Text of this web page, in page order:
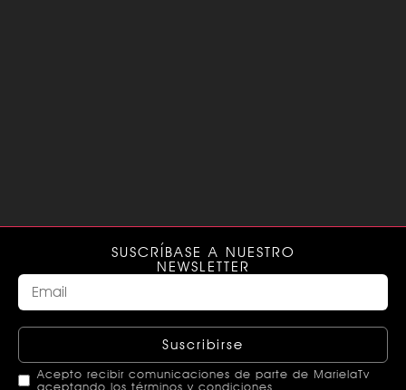
SUSCRÍBASE A NUESTRO
NEWSLETTER
Suscribirse
Acepto recibir comunicaciones de parte de MarielaTv
aceptando los términos y condiciones